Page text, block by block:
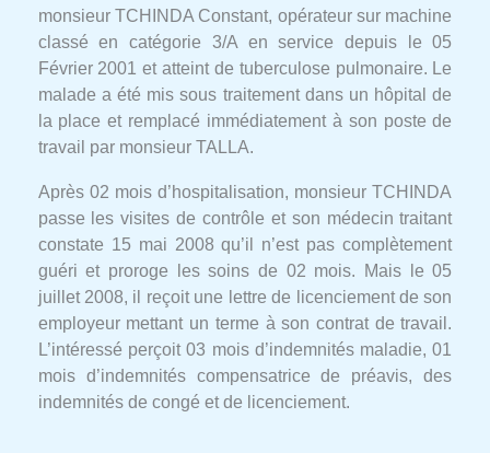
monsieur TCHINDA Constant, opérateur sur machine
classé en catégorie 3/A en service depuis le 05
Février 2001 et atteint de tuberculose pulmonaire. Le
malade a été mis sous traitement dans un hôpital de
la place et remplacé immédiatement à son poste de
travail par monsieur TALLA.
Après 02 mois d’hospitalisation, monsieur TCHINDA
passe les visites de contrôle et son médecin traitant
constate 15 mai 2008 qu’il n’est pas complètement
guéri et proroge les soins de 02 mois. Mais le 05
juillet 2008, il reçoit une lettre de licenciement de son
employeur mettant un terme à son contrat de travail.
L’intéressé perçoit 03 mois d’indemnités maladie, 01
mois d’indemnités compensatrice de préavis, des
indemnités de congé et de licenciement.